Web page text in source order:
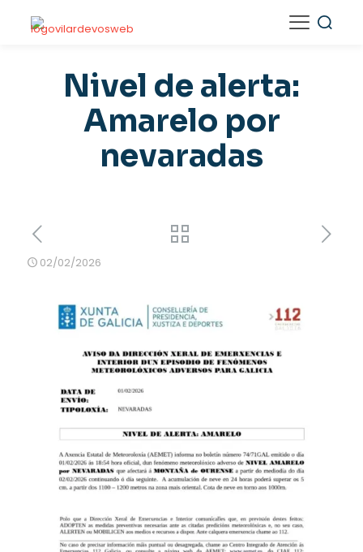
Nivel de alerta:
Amarelo por
nevaradas
02/02/2026